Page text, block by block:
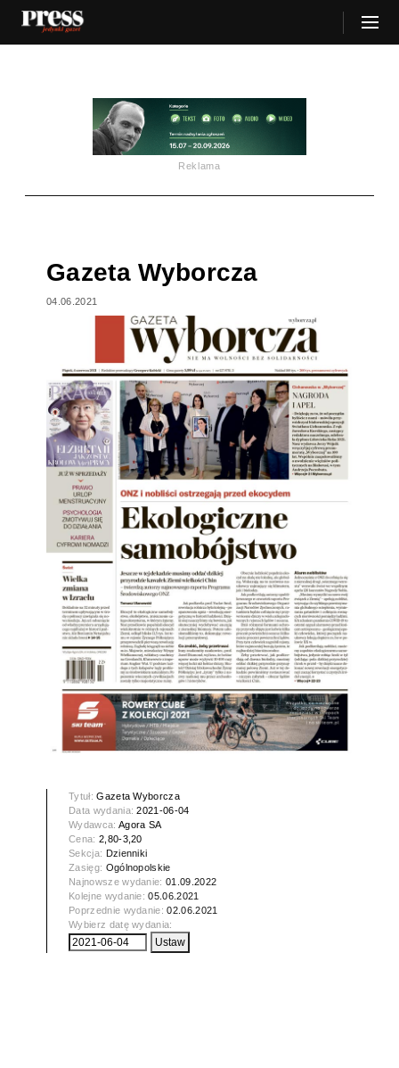
Reklama
Gazeta Wyborcza
04.06.2021
Tytuł:Gazeta Wyborcza
Data wydania:2021-06-04
Wydawca: Agora SA
Cena: 2,80-3,20
Sekcja: Dzienniki
Zasięg: Ogólnopolskie
Najnowsze wydanie:01.09.2022
Kolejne wydanie:05.06.2021
Poprzednie wydanie:02.06.2021
Wybierz datę wydania: